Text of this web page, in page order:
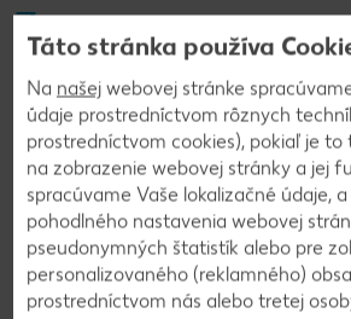
3
Potom cesto ručne premiesime,
Formu na koláč s priemerom 27
maslom alebo olejom. Z cesta
placku a na pomúčenej doske
pokrylo celú formu aj so
preložíme s pomocou valčeka
ho utlačíme. Prebytočné okraje
cesta poprepichujeme vidličkou.
Táto stránka používa
Na našej webovej stránke
údaje prostredníctvom rôznych
prostredníctvom cookies), pokiaľ je
na zobrazenie webovej stránky a jej
spracúvame Vaše lokalizačné údaje,
pohodlného nastavenia webovej
pseudonymných štatistík alebo pre
personalizovaného (reklamného)
prostredníctvom nás alebo tretej